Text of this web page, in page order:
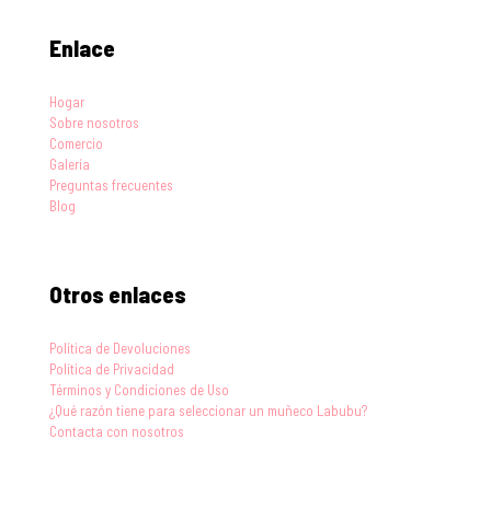
Enlace
Hogar
Sobre nosotros
Comercio
Galería
Preguntas frecuentes
Blog
Otros enlaces
Política de Devoluciones
Política de Privacidad
Términos y Condiciones de Uso
¿Qué razón tiene para seleccionar un muñeco Labubu?
Contacta con nosotros